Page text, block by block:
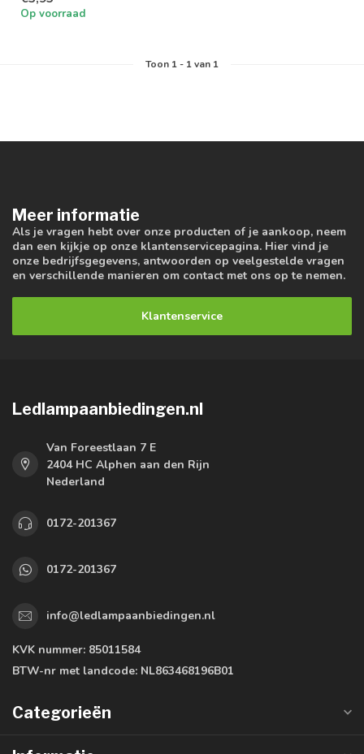
Op voorraad
Toon 1- 1van 1
Meer informatie
Als je vragen hebt over onze producten of je aankoop, neem
dan een kijkje op onze klantenservicepagina. Hier vind je
onze bedrijfsgegevens, antwoorden op veelgestelde vragen
en verschillende manieren om contact met ons op te nemen.
Klantenservice
Ledlampaanbiedingen.nl
Van Foreestlaan 7 E
2404 HC Alphen aan den Rijn
Nederland
0172-201367
0172-201367
info@ledlampaanbiedingen.nl
KVK nummer: 85011584
BTW-nr met landcode: NL863468196B01
Categorieën